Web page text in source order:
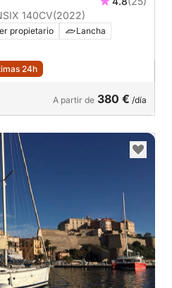
Lancha Salpa SALPA SUNSIX 140CV(2022)
propietario
Lancha
24h
A partir de 380 € /día